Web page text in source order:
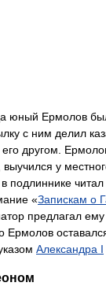
юный Ермолов
с ним делил
другом.
у
подлиннике читал
«Запискам о
предлагал
Ермолов
Александра I